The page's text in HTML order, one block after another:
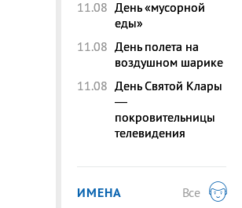
11.08 День «мусорной
еды»
11.08 День полета на
воздушном шарике
11.08 День Святой Клары
—
покровительницы
телевидения
ИМЕНА
Все